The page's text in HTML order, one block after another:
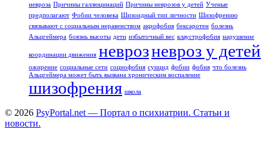
невроза Причины галлюцинаций Причины неврозов у детей Ученые
предполагают Фобии человека Шизоидный тип личности Шизофрению
связывают с социальным неравенством акрофобия бексаротен болезнь
Альцгеймера боязнь высоты дети избыточный вес клаустрофобия нарушение
координации движения неврозневроз у детей
ожирение социальные сети социофобия суицид фобии фобия что болезнь
Альцгеймера может быть вызвана хроническим воспаление
шизофрения школа
© 2026 PsyPortal.net — Портал о психиатрии. Статьи и
новости.